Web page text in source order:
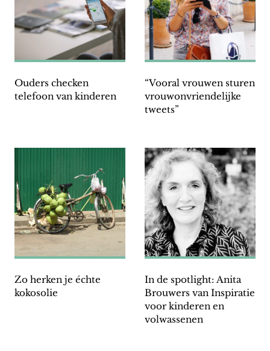
Ouders checken
telefoon van kinderen
“Vooral vrouwen sturen
vrouwonvriendelijke
tweets”
Zo herken je échte
kokosolie
In de spotlight: Anita
Brouwers van Inspiratie
voor kinderen en
volwassenen